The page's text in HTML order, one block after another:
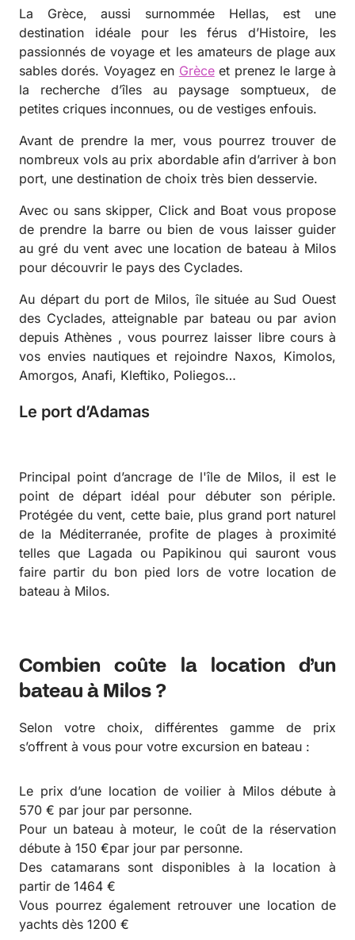
La Grèce, aussi surnommée Hellas, est une
destination idéale pour les férus d’Histoire, les
passionnés de voyage et les amateurs de plage aux
sables dorés. Voyagez en Grèceet prenez le large à
la recherche d’îles au paysage somptueux, de
petites criques inconnues, ou de vestiges enfouis.
Avant de prendre la mer, vous pourrez trouver de
nombreux vols au prix abordable afin d’arriver à bon
port, une destination de choix très bien desservie.
Avec ou sans skipper, Click and Boat vous propose
de prendre la barre ou bien de vous laisser guider
au gré du vent avec une location de bateau à Milos
pour découvrir le pays des Cyclades.
Au départ du port de Milos, île située au Sud Ouest
des Cyclades, atteignable par bateau ou par avion
depuis Athènes , vous pourrez laisser libre cours à
vos envies nautiques et rejoindre Naxos, Kimolos,
Amorgos, Anafi, Kleftiko, Poliegos…
Le port d’Adamas
Principal point d’ancrage de l'île de Milos, il est le
point de départ idéal pour débuter son périple.
Protégée du vent, cette baie, plus grand port naturel
de la Méditerranée, profite de plages à proximité
telles que Lagada ou Papikinou qui sauront vous
faire partir du bon pied lors de votre location de
bateau à Milos.
Combien coûte la location d’un
bateau à Milos ?
Selon votre choix, différentes gamme de prix
s’offrent à vous pour votre excursion en bateau :
Le prix d’une location de voilier à Milos débute à
570 € par jour par personne.
Pour un bateau à moteur, le coût de la réservation
débute à 150 €par jour par personne.
Des catamarans sont disponibles à la location à
partir de 1464 €
Vous pourrez également retrouver une location de
yachts dès 1200 €